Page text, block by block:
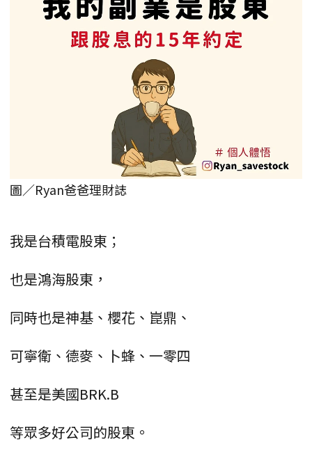
圖／Ryan爸爸理財誌
我是台積電股東；
也是鴻海股東，
同時也是神基、櫻花、崑鼎、
可寧衛、德麥、卜蜂、一零四
甚至是美國BRK.B
等眾多好公司的股東。